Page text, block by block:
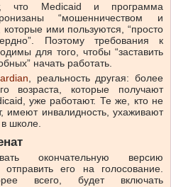
что Medicaid и программа
“мошенничеством и
ими пользуются, “просто
Поэтому требования к
для того, чтобы “заставить
начать работать.
, реальность другая: более
возраста, которые получают
уже работают. Те же, кто не
имеют инвалидность, ухаживают
школе.
окончательную версию
его на голосование.
всего, будет включать